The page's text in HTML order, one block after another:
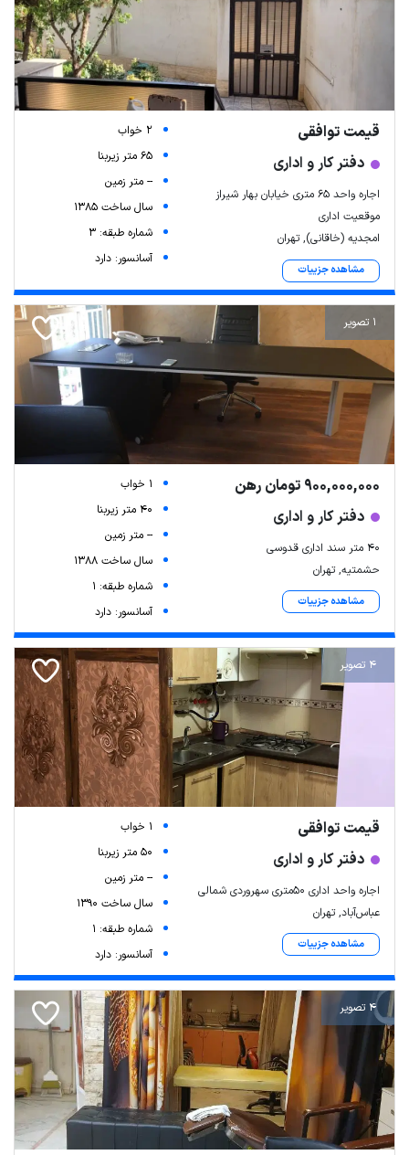
قیمت توافقی
دفتر کار و اداری
اجاره واحد 65 متری خیابان بهار شیراز
موقعیت اداری
امجدیه (خاقانی), تهران
مشاهده جزییات
2 خواب
65 متر زیربنا
-- متر زمین
سال ساخت 1385
شماره طبقه: 3
آسانسور: دارد
1 تصویر
900,000,000 تومان رهن
دفتر کار و اداری
۴۰ متر سند اداری قدوسی
حشمتیه, تهران
مشاهده جزییات
1 خواب
40 متر زیربنا
-- متر زمین
سال ساخت 1388
شماره طبقه: 1
آسانسور: دارد
4 تصویر
قیمت توافقی
دفتر کار و اداری
اجاره واحد اداری ۵۰متری سهروردی شمالی
عباس‌آباد, تهران
مشاهده جزییات
1 خواب
50 متر زیربنا
-- متر زمین
سال ساخت 1390
شماره طبقه: 1
آسانسور: دارد
4 تصویر